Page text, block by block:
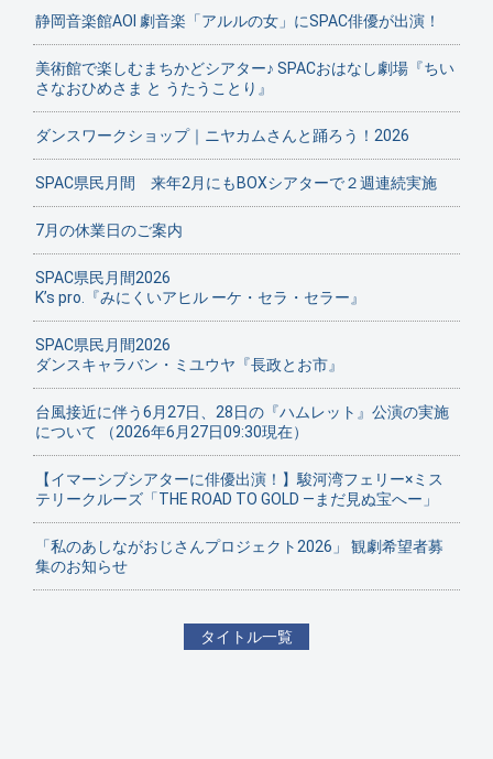
静岡音楽館AOI 劇音楽「アルルの女」にSPAC俳優が出演！
美術館で楽しむまちかどシアター♪ SPACおはなし劇場『ちい
さなおひめさま と うたうことり』
ダンスワークショップ｜ニヤカムさんと踊ろう！2026
SPAC県民月間 来年2月にもBOXシアターで２週連続実施
7月の休業日のご案内
SPAC県民月間2026
K’s pro.『みにくいアヒル ーケ・セラ・セラー』
SPAC県民月間2026
ダンスキャラバン・ミユウヤ『長政とお市』
台風接近に伴う6月27日、28日の『ハムレット』公演の実施
について （2026年6月27日09:30現在）
【イマーシブシアターに俳優出演！】駿河湾フェリー×ミス
テリークルーズ「THE ROAD TO GOLD ―まだ見ぬ宝へー」
「私のあしながおじさんプロジェクト2026」 観劇希望者募
集のお知らせ
タイトル一覧